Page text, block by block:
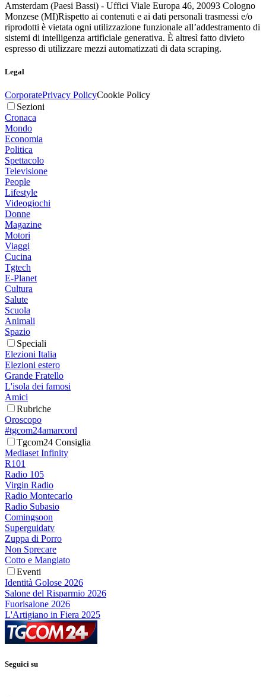
Amsterdam (Paesi Bassi) - Uffici Viale Europa 46, 20093 Cologno
Monzese (MI)Rispetto ai contenuti e ai dati personali trasmessi e/o
riprodotti è vietata ogni utilizzazione funzionale all’addestramento di
sistemi di intelligenza artificiale generativa. È altresì fatto divieto
espresso di utilizzare mezzi automatizzati di data scraping.
Legal
CorporatePrivacy PolicyCookie Policy
Sezioni
Cronaca
Mondo
Economia
Politica
Spettacolo
Televisione
People
Lifestyle
Videogiochi
Donne
Magazine
Motori
Viaggi
Cucina
Tgtech
E-Planet
Cultura
Salute
Scuola
Animali
Spazio
Speciali
Elezioni Italia
Elezioni estero
Grande Fratello
L'isola dei famosi
Amici
Rubriche
Oroscopo
#tgcom24amarcord
Tgcom24 Consiglia
Mediaset Infinity
R101
Radio 105
Virgin Radio
Radio Montecarlo
Radio Subasio
Comingsoon
Superguidatv
Zuppa di Porro
Non Sprecare
Cotto e Mangiato
Eventi
Identità Golose 2026
Salone del Risparmio 2026
Fuorisalone 2026
L'Artigiano in Fiera 2025
Seguici su